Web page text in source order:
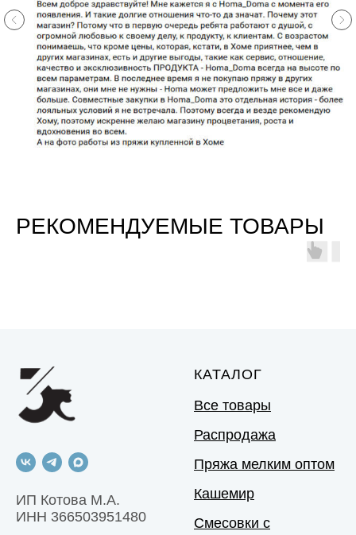
РЕКОМЕНДУЕМЫЕ ТОВАРЫ
ИП Котова М.А.
ИНН 366503951480
КАТАЛОГ
Все товары
Распродажа
Пряжа мелким оптом
Кашемир
Смесовки с